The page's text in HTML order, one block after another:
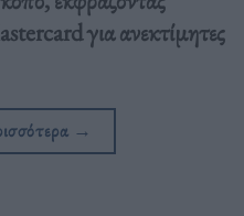
για ανεκτίμητες
→